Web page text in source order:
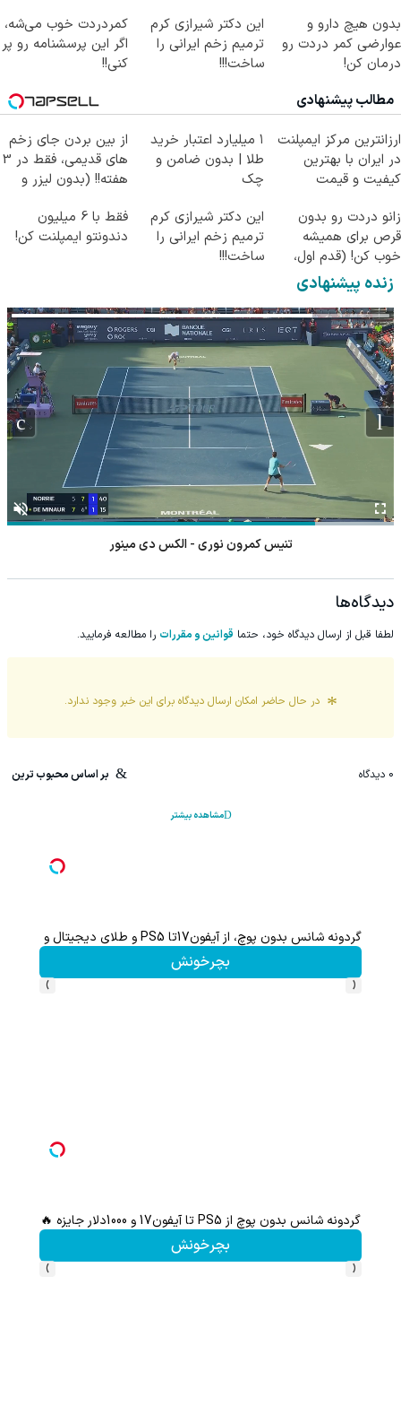
بدون هیچ دارو و
عوارضی کمر دردت رو
درمان کن!
این دکتر شیرازی کرم
ترمیم زخم ایرانی را
ساخت!!!
کمردردت خوب می‌شه،
اگر این پرسشنامه رو پر
کنی!!
مطالب پیشنهادی
ارزانترین مرکز ایمپلنت
در ایران با بهترین
کیفیت و قیمت
۱ میلیارد اعتبار خرید
طلا | بدون ضامن و
چک
از بین بردن جای زخم
های قدیمی، فقط در 3
هفته!! (بدون لیزر و
زانو دردت رو بدون
قرص برای همیشه
خوب کن! (قدم اول،
پرسش‌نامه)
این دکتر شیرازی کرم
ترمیم زخم ایرانی را
ساخت!!!
فقط با 6 میلیون
دندونتو ایمپلنت کن!
زنده پیشنهادی
تنیس کمرون نوری - الکس دی مینور
دیدگاه‌ها
لطفا قبل از ارسال دیدگاه خود، حتما قوانین و مقررات را مطالعه فرمایید.
در حال حاضر امکان ارسال دیدگاه برای این خبر وجود ندارد.
0 دیدگاه بر اساس محبوب ترین
مشاهده بیشتر
هم سرمایه گذاری میکنی هم نقره هدیه میگیری ؛ثبت نام کن
کلیک کن!
‹
›
ثبت نام کن؛خرید کن؛نقره ببر
کلیک کن!
‹
›